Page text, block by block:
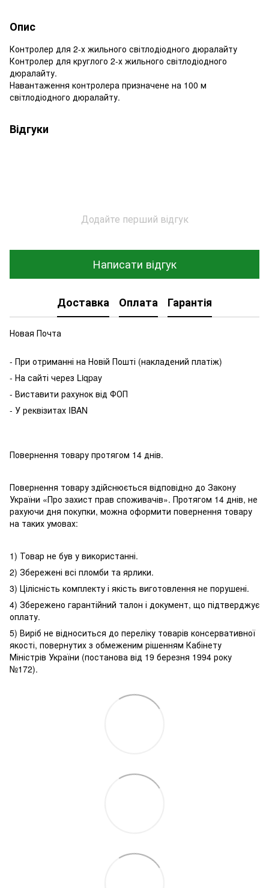
Опис
Контролер для 2-х жильного світлодіодного дюралайту
Контролер для круглого 2-х жильного світлодіодного
дюралайту.
Навантаження контролера призначене на 100 м
світлодіодного дюралайту.
Відгуки
Додайте перший відгук
Написати відгук
Доставка Оплата Гарантія
Новая Почта
- При отриманні на Новій Пошті (накладений платіж)
- На сайті через Liqpay
- Виставити рахунок від ФОП
- У реквізитах IBAN
Повернення товару протягом 14 днів.
Повернення товару здійснюється відповідно до Закону
України «Про захист прав споживачів». Протягом 14 днів, не
рахуючи дня покупки, можна оформити повернення товару
на таких умовах:
1) Товар не був у використанні.
2) Збережені всі пломби та ярлики.
3) Цілісність комплекту і якість виготовлення не порушені.
4) Збережено гарантійний талон і документ, що підтверджує
оплату.
5) Виріб не відноситься до переліку товарів консервативної
якості, повернутих з обмеженим рішенням Кабінету
Міністрів України (постанова від 19 березня 1994 року
№172).